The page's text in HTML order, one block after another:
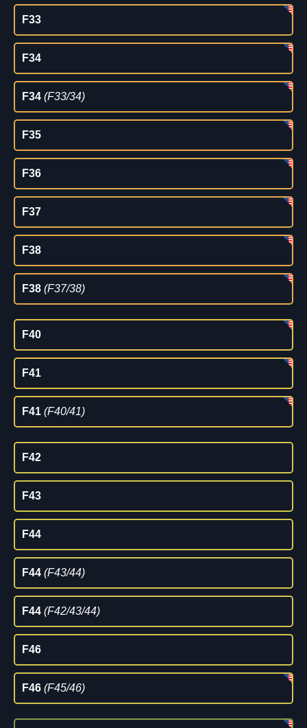
F33
F34
F34 (F33/34)
F35
F36
F37
F38
F38 (F37/38)
F40
F41
F41 (F40/41)
F42
F43
F44
F44 (F43/44)
F44 (F42/43/44)
F46
F46 (F45/46)